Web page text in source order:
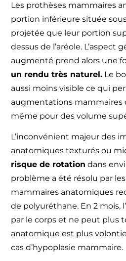
Les prothèses mammaires
portion inférieure située
projetée que leur portion
dessus de l’aréole. L’aspect
augmenté prend alors une
un rendu très naturel. Le
aussi moins visible ce qui
augmentations mammaires
même pour des volume
L’inconvénient majeur des
anatomiques texturés ou
risque de rotation dans
problème a été résolu par
mammaires anatomiques
de polyuréthane. En 2 mois,
par le corps et ne peut plus
anatomique est plus
cas d’hypoplasie mammaire.